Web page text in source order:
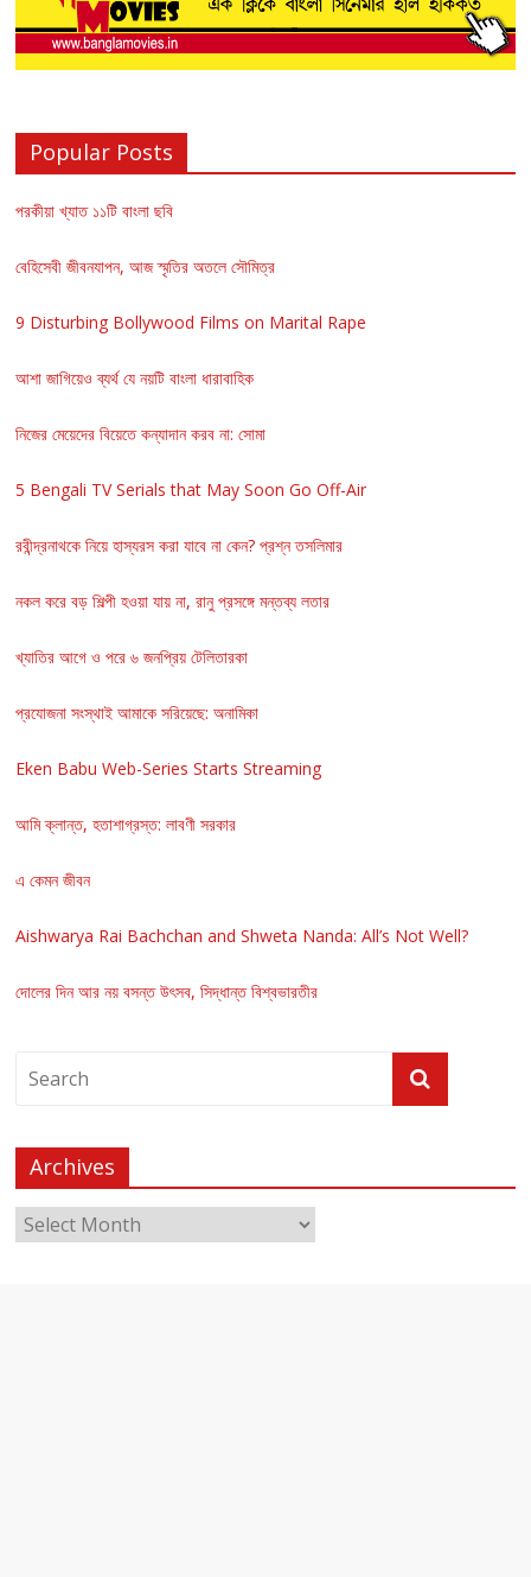
Popular Posts
পরকীয়া খ্যাত ১১টি বাংলা ছবি
বেহিসেবী জীবনযাপন, আজ স্মৃতির অতলে সৌমিত্র
9 Disturbing Bollywood Films on Marital Rape
আশা জাগিয়েও ব্যর্থ যে নয়টি বাংলা ধারাবাহিক
নিজের মেয়েদের বিয়েতে কন্যাদান করব না: সোমা
5 Bengali TV Serials that May Soon Go Off-Air
রবীন্দ্রনাথকে নিয়ে হাস্যরস করা যাবে না কেন? প্রশ্ন তসলিমার
নকল করে বড় শিল্পী হওয়া যায় না, রানু প্রসঙ্গে মন্তব্য লতার
খ্যাতির আগে ও পরে ৬ জনপ্রিয় টেলিতারকা
প্রযোজনা সংস্থাই আমাকে সরিয়েছে: অনামিকা
Eken Babu Web-Series Starts Streaming
আমি ক্লান্ত, হতাশাগ্রস্ত: লাবণী সরকার
এ কেমন জীবন
Aishwarya Rai Bachchan and Shweta Nanda: All’s Not Well?
দোলের দিন আর নয় বসন্ত উৎসব, সিদ্ধান্ত বিশ্বভারতীর
Archives